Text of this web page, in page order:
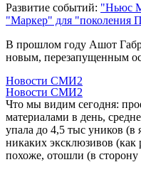
Развитие событий: "Ньюс
"Маркер" для "поколения
В прошлом году Ашот
новым, перезапущенным
Новости СМИ2
Новости СМИ2
Что мы видим сегодня:
материалами в день,
упала до 4,5 тыс уников (в
никаких эксклюзивов (как
похоже, отошли (в сторону